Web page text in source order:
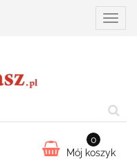
Mój koszyk
0